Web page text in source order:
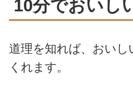
10分でおいし
道理を知れば、おいし
くれます。